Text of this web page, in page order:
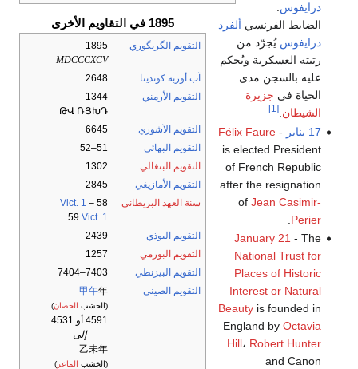
1895 في التقاويم الأخرى
التقويم الگريگوري
1895
MDCCCXCV
آب أوربه كونديتا
2648
التقويم الأرمني
1344
ԹՎ ՌՅԽԴ
التقويم الآشوري
6645
التقويم البهائي
51–52
التقويم البنغالي
1302
التقويم الأمازيغي
2845
سنة العهد البريطاني
58
Vict. 1 –
59 Vict. 1
التقويم البوذي
2439
التقويم البورمي
1257
التقويم البيزنطي
7403–7404
التقويم الصيني
甲午年
(الخشب الحصان)
4591 أو 4531
— إلى —
乙未年
(الخشب الماعز )
درايفوس:
الضابط الفرنسي ألفرد
درايفوس يُجرّد من
رتبته العسكرية ويُحكم
عليه بالسجن مدى
الحياة في جزيرة
الشيطان .
[1]
17 يناير -
Félix Faure
is elected President
of French Republic
after the resignation
of Jean Casimir-
Perier
January 21 - The
National Trust for
Places of Historic
Interest or Natural
Beautyis founded in
England by Octavia
Hill، Robert Hunter
and Canon